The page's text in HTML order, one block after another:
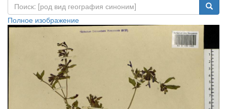
Полное изображение